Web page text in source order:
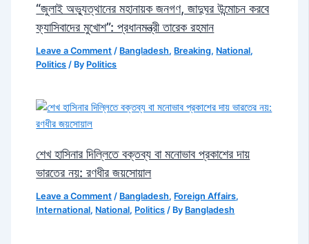
“জুলাই অভ্যুত্থানের মহানায়ক জনগণ, জাদুঘর উন্মোচন করবে
ফ্যাসিবাদের মুখোশ”: প্রধানমন্ত্রী তারেক রহমান
Leave a Comment / Bangladesh, Breaking, National,
Politics / By Politics
শেখ হাসিনার দিল্লিতে বক্তব্য বা মনোভাব প্রকাশের দায়
ভারতের নয়: রণধীর জয়সোয়াল
Leave a Comment / Bangladesh, Foreign Affairs,
International, National, Politics / By Bangladesh